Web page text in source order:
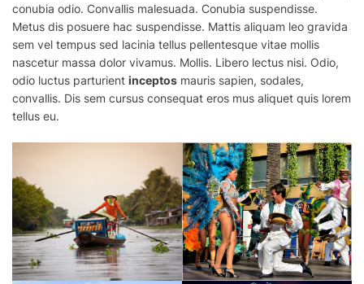
conubia odio. Convallis malesuada. Conubia suspendisse.
Metus dis posuere hac suspendisse. Mattis aliquam leo gravida
sem vel tempus sed lacinia tellus pellentesque vitae mollis
nascetur massa dolor vivamus. Mollis. Libero lectus nisi. Odio,
odio luctus parturient inceptos mauris sapien, sodales,
convallis. Dis sem cursus consequat eros mus aliquet quis lorem
tellus eu.